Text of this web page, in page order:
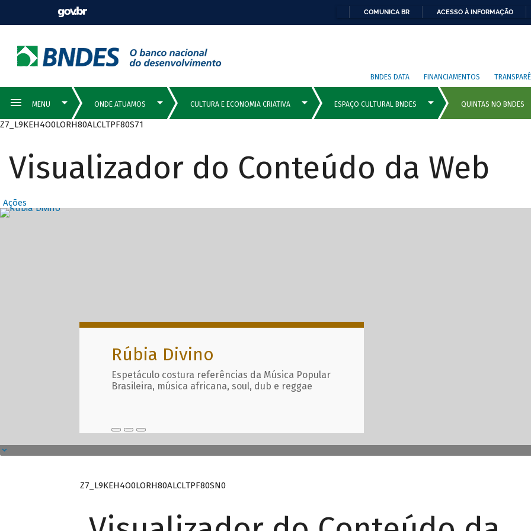
COMUNICA BR ACESSO À INFORMAÇÃO
BNDES DATA FINANCIAMENTOS
Z7_L9KEH4O0LORH80ALCLTPF80S71
Visualizador do Conteúdo da Web
Ações
Destaques Principais com
Rúbia Divino
Espetáculo costura referências da Música Popular
Brasileira, música africana, soul, dub e reggae
Z7_L9KEH4O0LORH80ALCLTPF80SN0